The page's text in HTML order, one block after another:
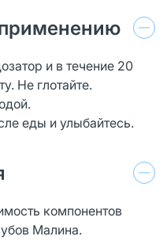
и в течение 20
Не глотайте.
еды и улыбайтесь.
компонентов
Малина.